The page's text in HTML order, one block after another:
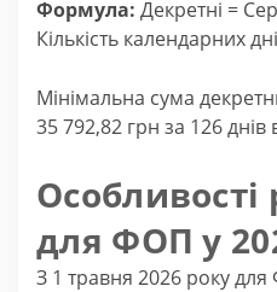
Формула: Декретні =
Кількість календарних
Мінімальна сума
35 792,82 грн за 126 днів
Особливості
для ФОП у
З 1 травня 2026 року